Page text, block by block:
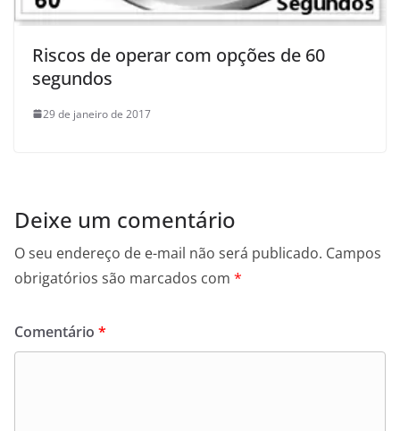
Riscos de operar com opções de 60
segundos
29 de janeiro de 2017
Deixe um comentário
O seu endereço de e-mail não será publicado. Campos
obrigatórios são marcados com *
Comentário *